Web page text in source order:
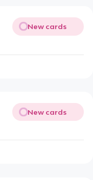
New cards
New cards